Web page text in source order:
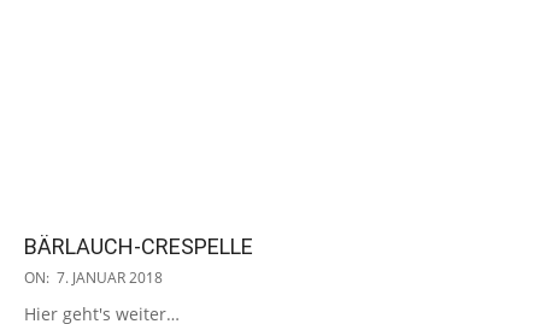
BÄRLAUCH-CRESPELLE
2018-
ON: 7. JANUAR 2018
Hier geht's weiter…